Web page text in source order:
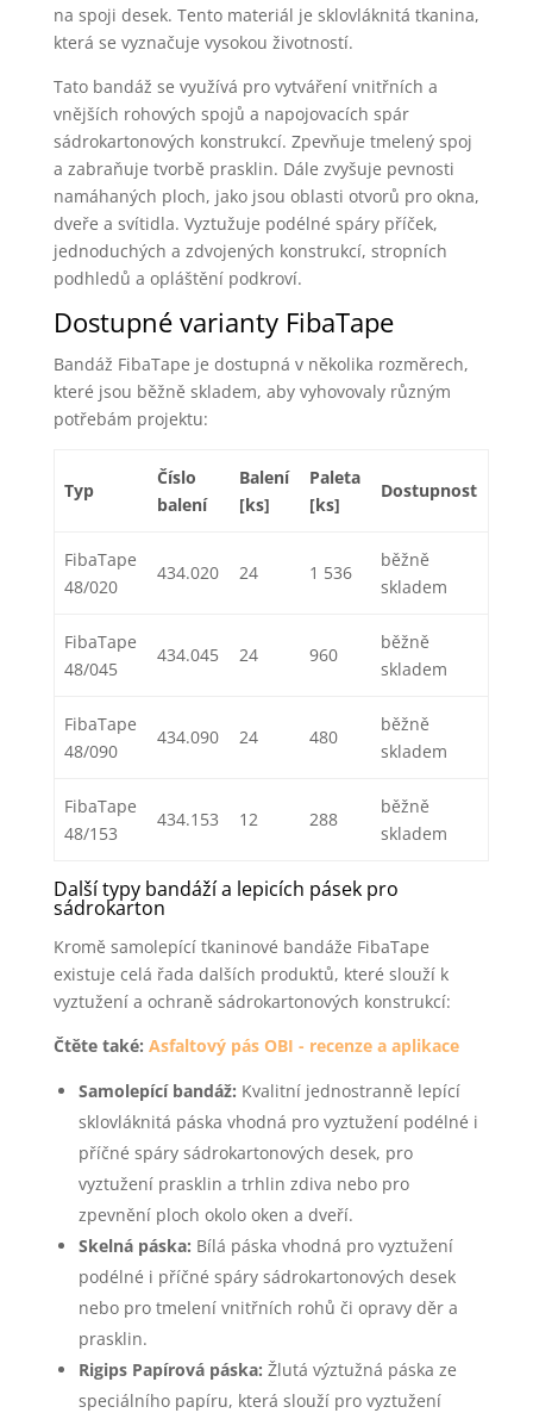
na spoji desek. Tento materiál je sklovláknitá tkanina,
která se vyznačuje vysokou životností.
Tato bandáž se využívá pro vytváření vnitřních a
vnějších rohových spojů a napojovacích spár
sádrokartonových konstrukcí. Zpevňuje tmelený spoj
a zabraňuje tvorbě prasklin. Dále zvyšuje pevnosti
namáhaných ploch, jako jsou oblasti otvorů pro okna,
dveře a svítidla. Vyztužuje podélné spáry příček,
jednoduchých a zdvojených konstrukcí, stropních
podhledů a opláštění podkroví.
Dostupné varianty FibaTape
Bandáž FibaTape je dostupná v několika rozměrech,
které jsou běžně skladem, aby vyhovovaly různým
potřebám projektu:
Typ
Číslo
balení
Balení
[ks]
Paleta
[ks]
Dostupnost
FibaTape
48/020
434.020 24 1 536
běžně
skladem
FibaTape
48/045
434.045 24 960
běžně
skladem
FibaTape
48/090
434.090 24 480
běžně
skladem
FibaTape
48/153
434.153 12 288
běžně
skladem
Další typy bandáží a lepicích pásek pro
sádrokarton
Kromě samolepící tkaninové bandáže FibaTape
existuje celá řada dalších produktů, které slouží k
vyztužení a ochraně sádrokartonových konstrukcí:
Čtěte také: Asfaltový pás OBI - recenze a aplikace
Samolepící bandáž: Kvalitní jednostranně lepící
sklovláknitá páska vhodná pro vyztužení podélné i
příčné spáry sádrokartonových desek, pro
vyztužení prasklin a trhlin zdiva nebo pro
zpevnění ploch okolo oken a dveří.
Skelná páska: Bílá páska vhodná pro vyztužení
podélné i příčné spáry sádrokartonových desek
nebo pro tmelení vnitřních rohů či opravy děr a
prasklin.
Rigips Papírová páska: Žlutá výztužná páska ze
speciálního papíru, která slouží pro vyztužení